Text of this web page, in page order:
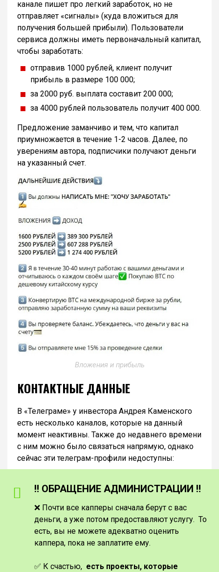
канале пишет про легкий заработок, но не
отправляет «сигналы» (куда вложиться для
получения большей прибыли). Пользователи
сервиса должны иметь первоначальный капитал,
чтобы заработать:
отправив 1000 рублей, клиент получит
прибыль в размере 100 000;
за 2000 руб. выплата составит 200 000;
за 4000 рублей пользователь получит 400 000.
Предложение заманчиво и тем, что капитал
приумножается в течение 1-2 часов. Далее, по
уверениям автора, подписчики получают деньги
на указанный счет.
Вложения и прибыль
КОНТАКТНЫЕ ДАННЫЕ
В «Телеграме» у инвестора Андрея Каменского
есть несколько каналов, которые на данный
момент неактивны. Также до недавнего времени
с ним можно было связаться напрямую, однако
сейчас эти телеграм-профили недоступны:
‼️ ОБРАЩЕНИЕ АДМИНИСТРАЦИИ ‼️
❌ Почти все капперы сначала берут с вас
деньги, а уже потом предоставляют услугу. То
есть, вы не можете адекватно оценить
каппера, пока не заплатите ему.
✅ К счастью, есть проекты, которые